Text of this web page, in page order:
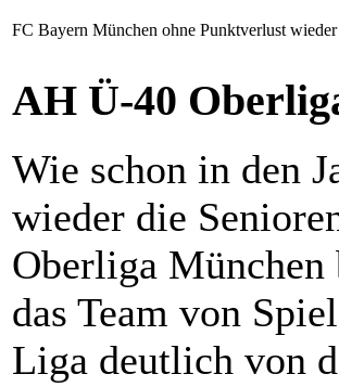
FC Bayern München ohne Punktverlust
AH Ü-40
Wie schon in den
wieder die
Oberliga München
das Team von
Liga deutlich von